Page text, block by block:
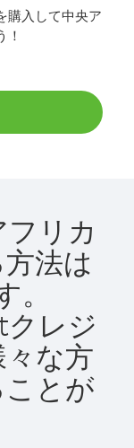
購入して中央ア
！
リカ
法は
レジ
な方
とが